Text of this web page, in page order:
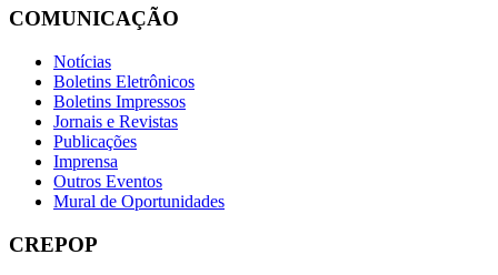
COMUNICAÇÃO
Notícias
Boletins Eletrônicos
Boletins Impressos
Jornais e Revistas
Publicações
Imprensa
Outros Eventos
Mural de Oportunidades
CREPOP